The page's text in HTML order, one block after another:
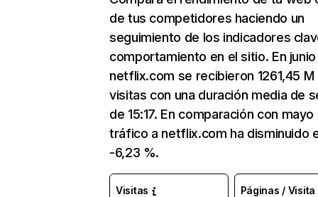
de tus competidores haciendo un
seguimiento de los indicadores
comportamiento en el sitio. En junio
netflix.com se recibieron 1261,45 M
visitas con una duración media de
de 15:17. En comparación con mayo
tráfico a netflix.com ha disminuido
-6,23 %.
Visitas Páginas / Visita